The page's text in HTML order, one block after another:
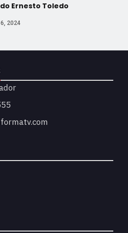
Ernesto Toledo
2024